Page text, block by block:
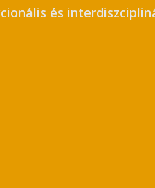
és